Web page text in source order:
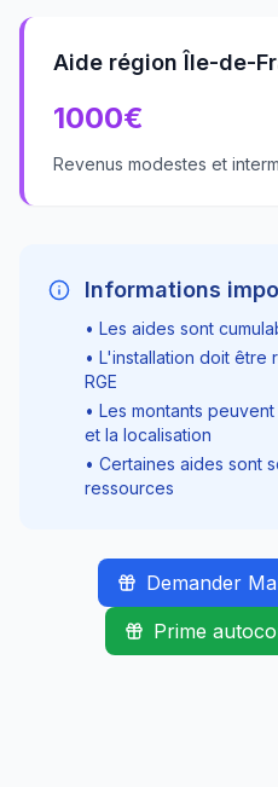
Aide région Île-de-
1000€
Revenus modestes et
Informations
• Les aides sont
• L'installation doit être
RGE
• Les montants
et la localisation
• Certaines aides sont
ressources
Demander
Prime